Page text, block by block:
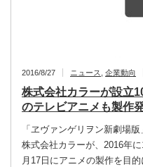
2016/8/27 ニュース 企業動向
株式会社カラーが設立
のテレビアニメも製作
「ヱヴァンゲリヲン新劇場
株式会社カラーが、2016年
月17日にアニメの製作を目